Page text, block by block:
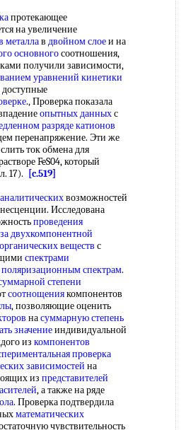
протекающее
на увеличение
металлав двойном слоеи на
основногосоотношения,
получили зависимости,
уравнений кинетики
доступные
., Проверка показала
опытных данныхс
разрядекатионов
перенапряжение. Эти же
ток обмена для
FeS04, который
17).
[c.519]
возможностей
Исследована
проведения
двухкомпонентной
органических веществ с
спектрами
поляризационным спектрам.
степени
соотнощениякомпонентов
, позволяющие оценить
насуммарную степень
значениеиндивидуальной
из компонентов
проверка
зависимостей на
из представителей
, а также на ряде
. Проверка подтвердила
математических
чувствительность